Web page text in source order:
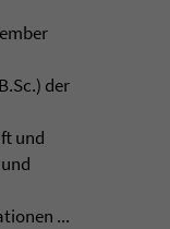
der
und
...